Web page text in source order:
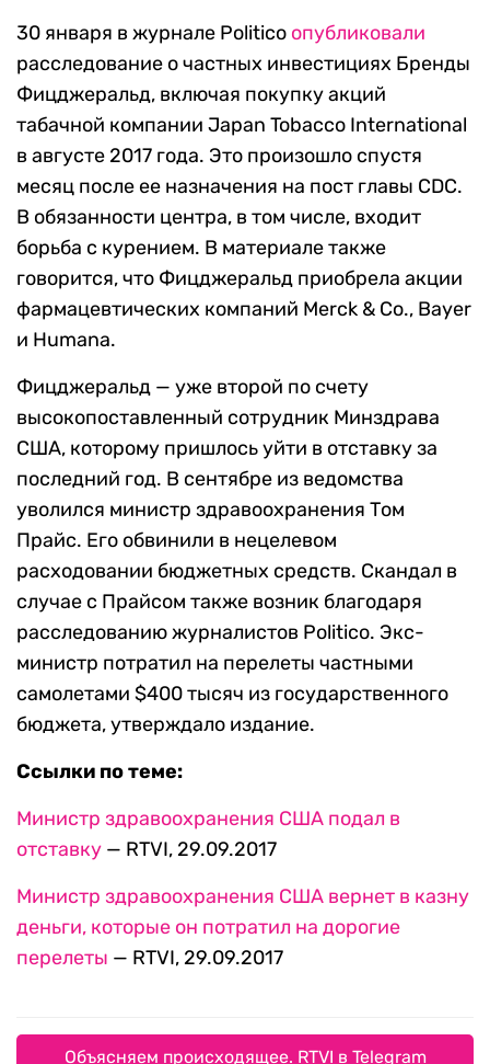
30 января в журнале Politico опубликовали
расследование о частных инвестициях Бренды
Фицджеральд, включая покупку акций
табачной компании Japan Tobacco International
в августе 2017 года. Это произошло спустя
месяц после ее назначения на пост главы CDC.
В обязанности центра, в том числе, входит
борьба с курением. В материале также
говорится, что Фицджеральд приобрела акции
фармацевтических компаний Merck & Co., Bayer
и Humana.
Фицджеральд — уже второй по счету
высокопоставленный сотрудник Минздрава
США, которому пришлось уйти в отставку за
последний год. В сентябре из ведомства
уволился министр здравоохранения Том
Прайс. Его обвинили в нецелевом
расходовании бюджетных средств. Скандал в
случае с Прайсом также возник благодаря
расследованию журналистов Politico. Экс-
министр потратил на перелеты частными
самолетами $400 тысяч из государственного
бюджета, утверждало издание.
Ссылки по теме:
Министр здравоохранения США подал в
отставку — RTVI, 29.09.2017
Министр здравоохранения США вернет в казну
деньги, которые он потратил на дорогие
перелеты — RTVI, 29.09.2017
Объясняем происходящее. RTVI в Telegram